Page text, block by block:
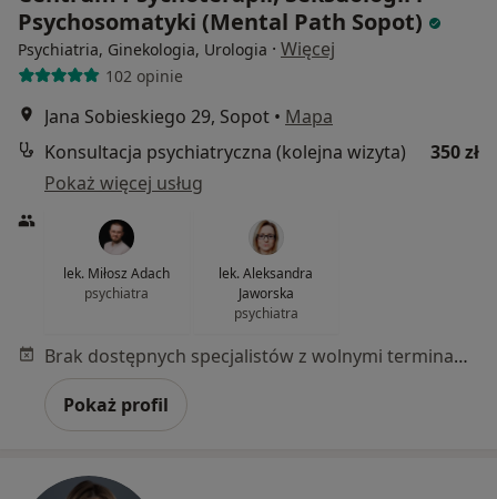
Psychosomatyki (Mental Path Sopot)
Psychiatria, Ginekologia, Urologia · Więcej
102 opinie
Jana Sobieskiego 29, Sopot • Mapa
Konsultacja psychiatryczna (kolejna wizyta)
350 zł
Pokaż więcej usług
lek. Miłosz Adach
psychiatra
lek. Aleksandra
Jaworska
psychiatra
Brak dostępnych specjalistów z wolnymi terminami w tym centrum medycznym.
Pokaż profil